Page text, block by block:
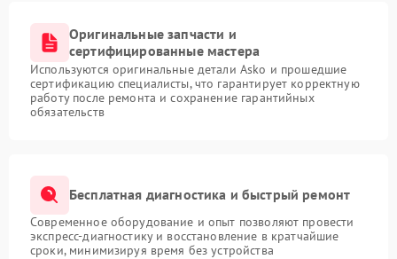
Оригинальные запчасти и
сертифицированные мастера
Используются оригинальные детали Asko и прошедшие
сертификацию специалисты, что гарантирует корректную
работу после ремонта и сохранение гарантийных
обязательств
Бесплатная диагностика и быстрый ремонт
Современное оборудование и опыт позволяют провести
экспресс-диагностику и восстановление в кратчайшие
сроки, минимизируя время без устройства